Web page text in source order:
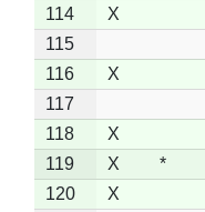
114
X
115
116
X
117
118
X
119
X *
120
X